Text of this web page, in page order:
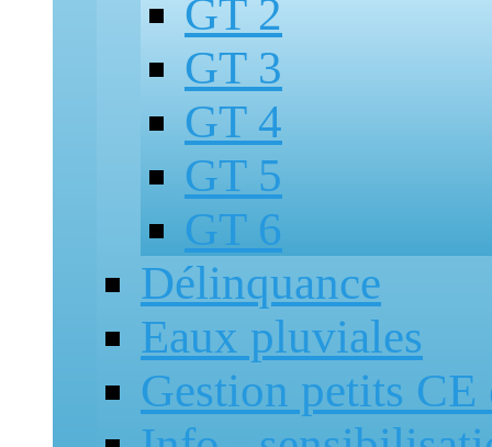
GT 2
GT 3
GT 4
GT 5
GT 6
Délinquance
Eaux pluviales
Gestion petits CE